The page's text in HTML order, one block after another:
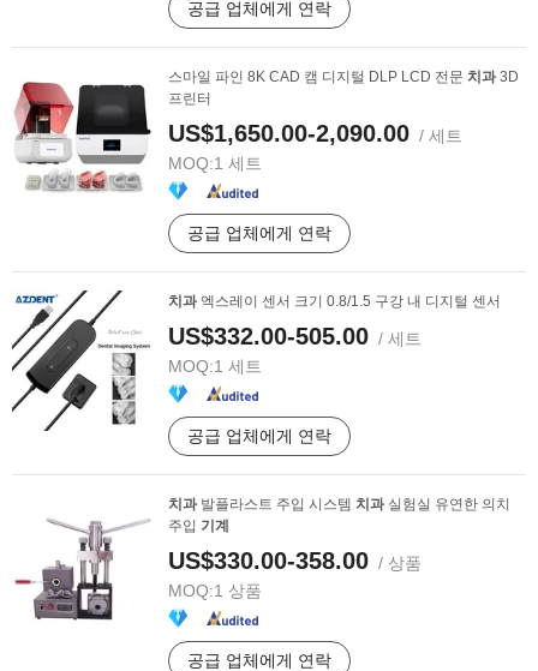
공급 업체에게 연락
스마일 파인 8K CAD 캠 디지털 DLP LCD 전문 치과3D
프린터
US$1,650.00-2,090.00 / 세트
MOQ:1 세트
공급 업체에게 연락
치과엑스레이 센서 크기 0.8/1.5 구강 내 디지털 센서
US$332.00-505.00 / 세트
MOQ:1 세트
공급 업체에게 연락
치과발플라스트 주입 시스템 치과실험실 유연한 의치
주입 기계
US$330.00-358.00 / 상품
MOQ:1 상품
공급 업체에게 연락